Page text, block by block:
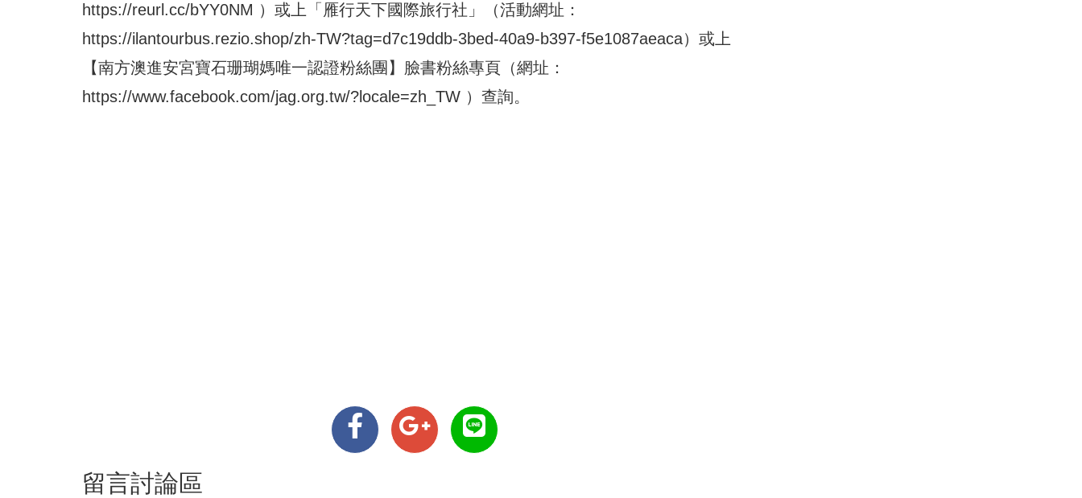
https://reurl.cc/bYY0NM ）或上「雁行天下國際旅行社」（活動網址：
https://ilantourbus.rezio.shop/zh-TW?tag=d7c19ddb-3bed-40a9-b397-f5e1087aeaca）或上
【南方澳進安宮寶石珊瑚媽唯一認證粉絲團】臉書粉絲專頁（網址：
https://www.facebook.com/jag.org.tw/?locale=zh_TW ）查詢。
留言討論區